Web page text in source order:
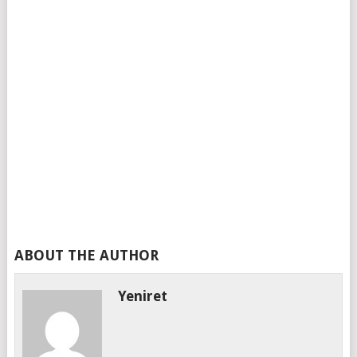
ABOUT THE AUTHOR
Yeniret